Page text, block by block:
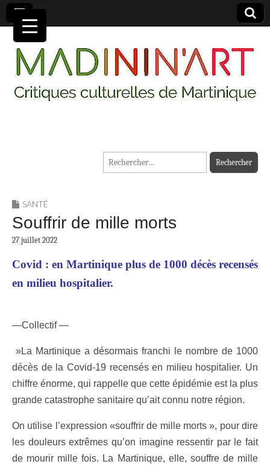
MADININ'ART
Rechercher :
SANTÉ
Souffrir de mille morts
27 juillet 2022
Covid : en Martinique plus de 1000 décès recensés
en milieu hospitalier.
—Collectif —
»La Martinique a désormais franchi le nombre de 1000
décès de la Covid-19 recensés en milieu hospitalier. Un
chiffre énorme, qui rappelle que cette épidémie est la plus
grande catastrophe sanitaire qu’ait connu notre région.
On utilise l’expression «souffrir de mille morts », pour dire
les douleurs extrêmes qu’on imagine ressentir par le fait
de mourir mille fois. La Martinique, elle, souffre de mille